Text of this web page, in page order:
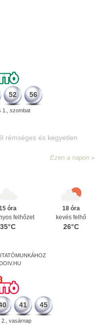
52 56
szombat
óra
felhőzet
35°C
18 óra
kevés felhő
26°C
41 45
vasárnap